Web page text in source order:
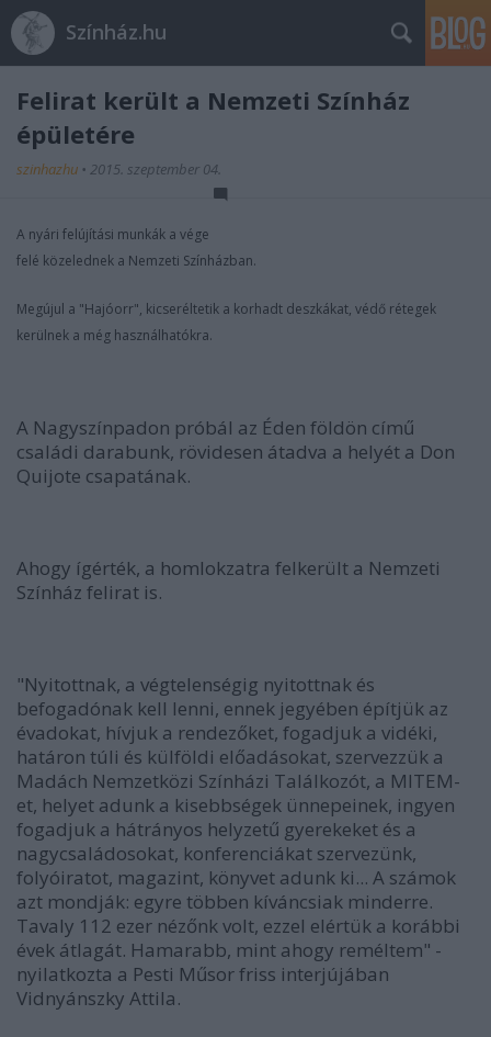
Színház.hu
Felirat került a Nemzeti Színház
épületére
szinhazhu • 2015. szeptember 04.
A nyári felújítási munkák a vége
felé közelednek a Nemzeti Színházban.
Megújul a "Hajóorr", kicseréltetik a korhadt deszkákat, védő rétegek
kerülnek a még használhatókra.
A Nagyszínpadon próbál az Éden földön című
családi darabunk, rövidesen átadva a helyét a Don
Quijote csapatának.
Ahogy ígérték, a homlokzatra felkerült a Nemzeti
Színház felirat is.
"Nyitottnak, a végtelenségig nyitottnak és
befogadónak kell lenni, ennek jegyében építjük az
évadokat, hívjuk a rendezőket, fogadjuk a vidéki,
határon túli és külföldi előadásokat, szervezzük a
Madách Nemzetközi Színházi Találkozót, a MITEM-
et, helyet adunk a kisebbségek ünnepeinek, ingyen
fogadjuk a hátrányos helyzetű gyerekeket és a
nagycsaládosokat, konferenciákat szervezünk,
folyóiratot, magazint, könyvet adunk ki... A számok
azt mondják: egyre többen kíváncsiak minderre.
Tavaly 112 ezer nézőnk volt, ezzel elértük a korábbi
évek átlagát. Hamarabb, mint ahogy reméltem" -
nyilatkozta a Pesti Műsor friss interjújában
Vidnyánszky Attila.